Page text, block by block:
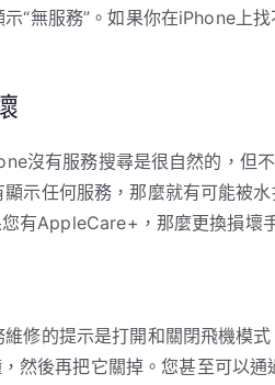
“無服務”。如果你在iPhone上
沒有服務搜尋是很自然的，但
示任何服務，那麼就有可能被
有AppleCare+，那麼更換損壞
修的提示是打開和關閉飛機模
然後再把它關掉。您甚至可以